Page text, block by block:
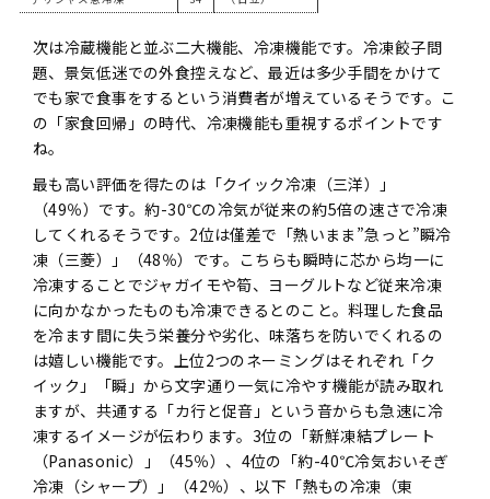
次は冷蔵機能と並ぶ二大機能、冷凍機能です。冷凍餃子問
題、景気低迷での外食控えなど、最近は多少手間をかけて
でも家で食事をするという消費者が増えているそうです。こ
の「家食回帰」の時代、冷凍機能も重視するポイントです
ね。
最も高い評価を得たのは「クイック冷凍（三洋）」
（49％）です。約-30℃の冷気が従来の約5倍の速さで冷凍
してくれるそうです。2位は僅差で「熱いまま”急っと”瞬冷
凍（三菱）」（48％）です。こちらも瞬時に芯から均一に
冷凍することでジャガイモや筍、ヨーグルトなど従来冷凍
に向かなかったものも冷凍できるとのこと。料理した食品
を冷ます間に失う栄養分や劣化、味落ちを防いでくれるの
は嬉しい機能です。上位2つのネーミングはそれぞれ「ク
イック」「瞬」から文字通り一気に冷やす機能が読み取れ
ますが、共通する「カ行と促音」という音からも急速に冷
凍するイメージが伝わります。3位の「新鮮凍結プレート
（Panasonic）」（45％）、4位の「約-40℃冷気おいそぎ
冷凍（シャープ）」（42％）、以下「熱もの冷凍（東